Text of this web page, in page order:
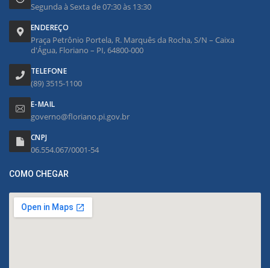
Segunda à Sexta de 07:30 às 13:30
ENDEREÇO
Praça Petrônio Portela, R. Marquês da Rocha, S/N – Caixa
d'Água, Floriano – PI, 64800-000
TELEFONE
(89) 3515-1100
E-MAIL
governo@floriano.pi.gov.br
CNPJ
06.554.067/0001-54
COMO CHEGAR